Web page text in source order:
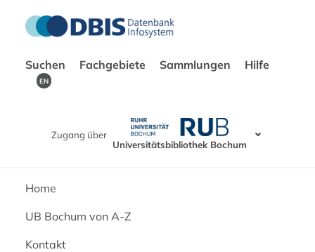
Suchen Fachgebiete Sammlungen Hilfe
EN
Zugang über
Universitätsbibliothek Bochum
Home
UB Bochum von A-Z
Kontakt